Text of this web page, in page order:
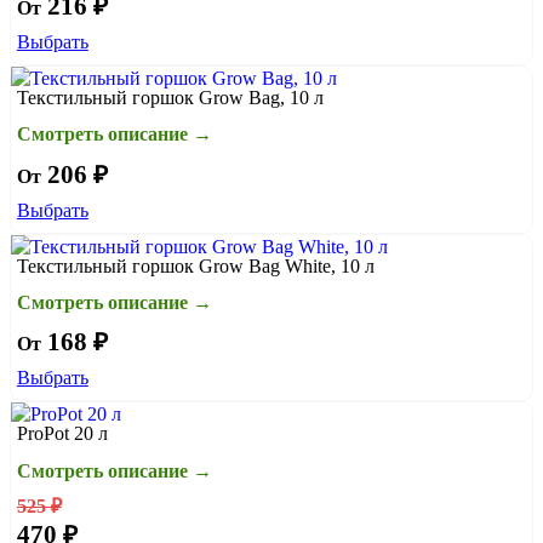
От
Выбрать
Текстильный горшок Grow Bag, 10 л
Смотреть описание →
От206 ₽
Выбрать
Текстильный горшок Grow Bag White, 10 л
Смотреть описание →
От168 ₽
Выбрать
ProPot 20 л
Смотреть описание →
525 ₽
470 ₽